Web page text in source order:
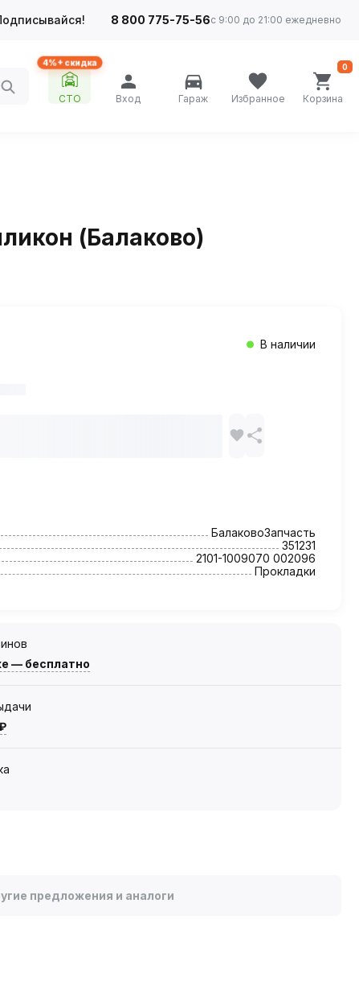
8 800 775-75-56с 9:00 до 21:00 ежедневно
4%+ скидка
СТО Вход Гараж Избранное Корзина
0
(Балаково)
В наличии
БалаковоЗапчасть
351231
2101-1009070 002096
Прокладки
— бесплатно
предложения и аналоги